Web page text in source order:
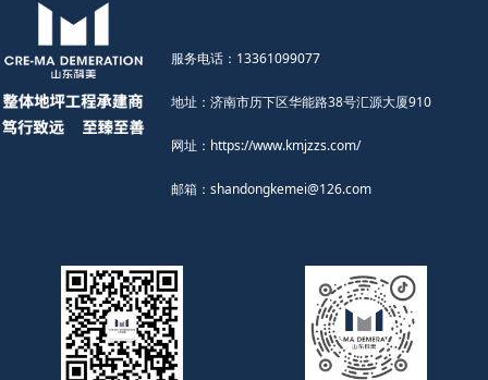
服务电话：13361099077
地址：济南市历下区华能路38号汇源大厦910
网址：https://www.kmjzzs.com/
邮箱：shandongkemei@126.com